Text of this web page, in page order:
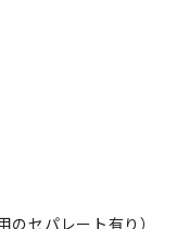
セパレート有り）